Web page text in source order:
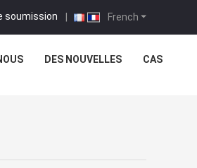
French
soumission |
DES NOUVELLES CAS